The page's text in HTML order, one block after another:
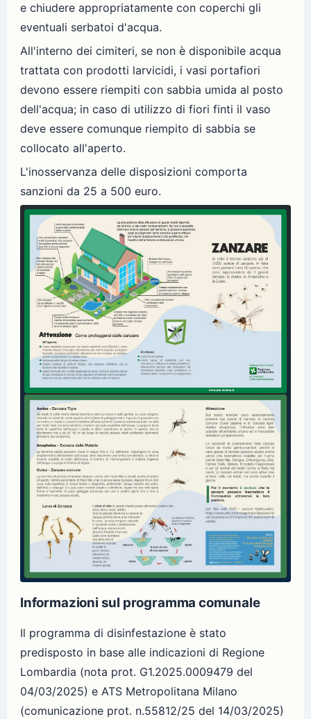
e chiudere appropriatamente con coperchi gli
eventuali serbatoi d'acqua.
All'interno dei cimiteri, se non è disponibile acqua
trattata con prodotti larvicidi, i vasi portafiori
devono essere riempiti con sabbia umida al posto
dell'acqua; in caso di utilizzo di fiori finti il vaso
deve essere comunque riempito di sabbia se
collocato all'aperto.
L'inosservanza delle disposizioni comporta
sanzioni da 25 a 500 euro.
Informazioni sul programma comunale
Il programma di disinfestazione è stato
predisposto in base alle indicazioni di Regione
Lombardia (nota prot. G1.2025.0009479 del
04/03/2025) e ATS Metropolitana Milano
(comunicazione prot. n.55812/25 del 14/03/2025)